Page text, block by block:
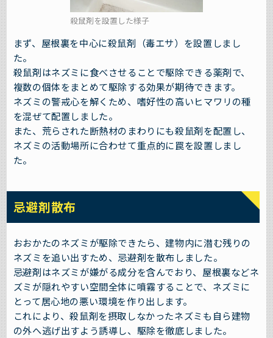
殺鼠剤を設置した様子
まず、屋根裏を中心に殺鼠剤（毒エサ）を設置しまし
た。
殺鼠剤はネズミに食べさせることで駆除できる薬剤で、
複数の個体をまとめて駆除する効果が期待できます。
ネズミの警戒心を解くため、嗜好性の高いヒマワリの種
を混ぜて配置しました。
また、荒らされた断熱材のまわりにも殺鼠剤を配置し、
ネズミの活動場所に合わせて重点的に罠を設置しまし
た。
忌避剤散布
おおかたのネズミが駆除できたら、建物内に潜む残りの
ネズミを追い出すため、忌避剤を散布しました。
忌避剤はネズミが嫌がる成分を含んでおり、屋根裏などネ
ズミが隠れやすい空間全体に噴霧することで、ネズミに
とって居心地の悪い環境を作り出します。
これにより、殺鼠剤を摂取しなかったネズミも自ら建物
の外へ逃げ出すよう誘導し、駆除を徹底しました。